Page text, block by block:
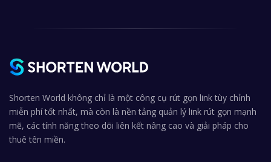
Shorten World không chỉ là một công cụ rút gọn link tùy chỉnh
miễn phí tốt nhất, mà còn là nền tảng quản lý link rút gọn mạnh
mẽ, các tính năng theo dõi liên kết nâng cao và giải pháp cho
thuê tên miền.